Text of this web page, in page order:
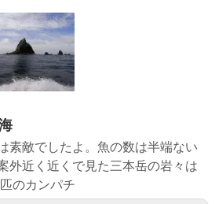
素敵でしたよ。魚の数は半端ない
外近く近くで見た三本岳の岩々は
のカンパチ